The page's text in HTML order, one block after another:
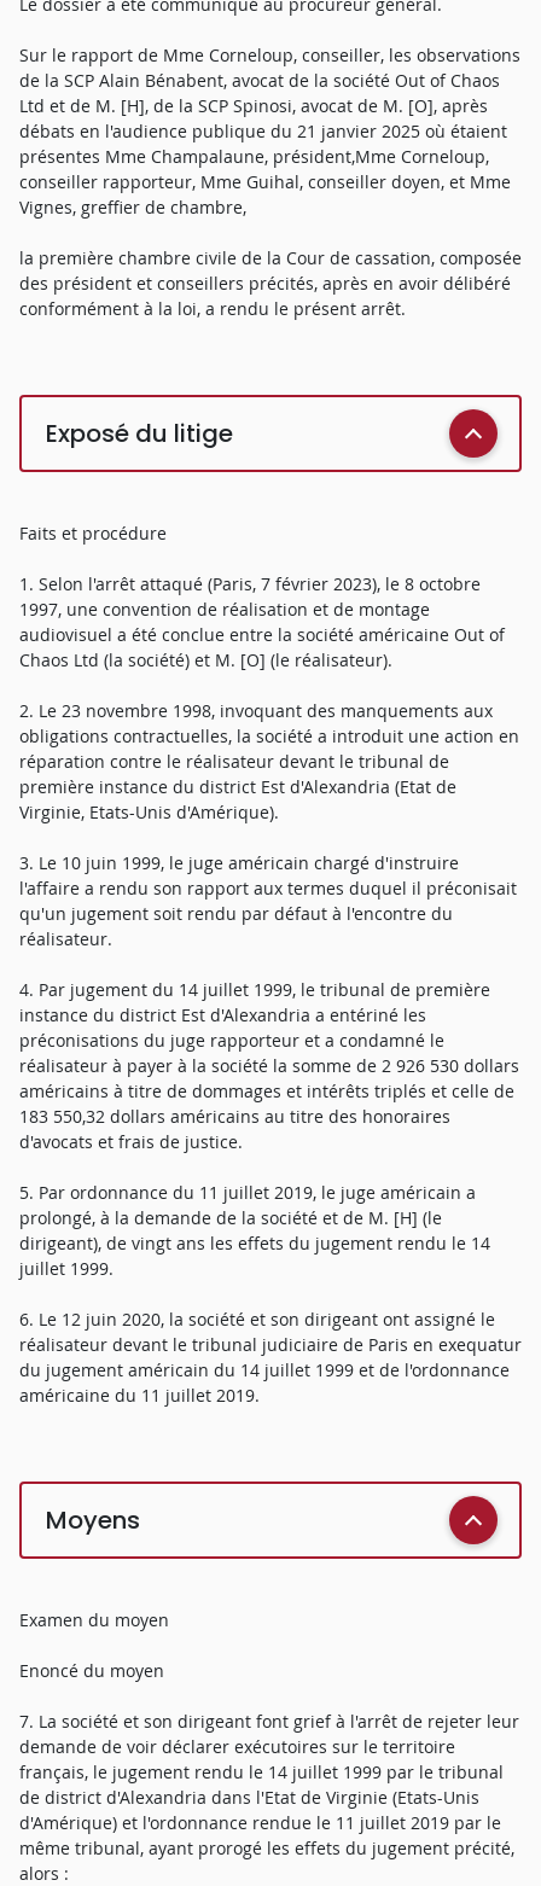
Sur le rapport de Mme Corneloup, conseiller, les observations
de la SCP Alain Bénabent, avocat de la société Out of Chaos
Ltd et de M. [H], de la SCP Spinosi, avocat de M. [O], après
débats en l'audience publique du 21 janvier 2025 où étaient
présentes Mme Champalaune, président,Mme Corneloup,
conseiller rapporteur, Mme Guihal, conseiller doyen, et Mme
Vignes, greffier de chambre,
la première chambre civile de la Cour de cassation, composée
des président et conseillers précités, après en avoir délibéré
conformément à la loi, a rendu le présent arrêt.
Exposé du litige
Faits et procédure
1. Selon l'arrêt attaqué (Paris, 7 février 2023), le 8 octobre
1997, une convention de réalisation et de montage
audiovisuel a été conclue entre la société américaine Out of
Chaos Ltd (la société) et M. [O] (le réalisateur).
2. Le 23 novembre 1998, invoquant des manquements aux
obligations contractuelles, la société a introduit une action en
réparation contre le réalisateur devant le tribunal de
première instance du district Est d'Alexandria (Etat de
Virginie, Etats-Unis d'Amérique).
3. Le 10 juin 1999, le juge américain chargé d'instruire
l'affaire a rendu son rapport aux termes duquel il préconisait
qu'un jugement soit rendu par défaut à l'encontre du
réalisateur.
4. Par jugement du 14 juillet 1999, le tribunal de première
instance du district Est d'Alexandria a entériné les
préconisations du juge rapporteur et a condamné le
réalisateur à payer à la société la somme de 2 926 530 dollars
américains à titre de dommages et intérêts triplés et celle de
183 550,32 dollars américains au titre des honoraires
d'avocats et frais de justice.
5. Par ordonnance du 11 juillet 2019, le juge américain a
prolongé, à la demande de la société et de M. [H] (le
dirigeant), de vingt ans les effets du jugement rendu le 14
juillet 1999.
6. Le 12 juin 2020, la société et son dirigeant ont assigné le
réalisateur devant le tribunal judiciaire de Paris en exequatur
du jugement américain du 14 juillet 1999 et de l'ordonnance
américaine du 11 juillet 2019.
Moyens
Examen du moyen
Enoncé du moyen
7. La société et son dirigeant font grief à l'arrêt de rejeter leur
demande de voir déclarer exécutoires sur le territoire
français, le jugement rendu le 14 juillet 1999 par le tribunal
de district d'Alexandria dans l'Etat de Virginie (Etats-Unis
d'Amérique) et l'ordonnance rendue le 11 juillet 2019 par le
même tribunal, ayant prorogé les effets du jugement précité,
alors :